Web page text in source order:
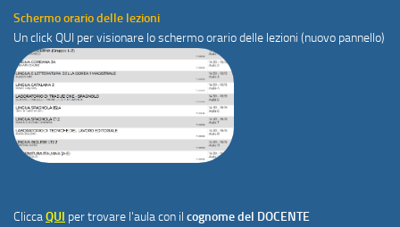
Schermo orario delle lezioni
Un click QUI per visionare lo schermo orario delle lezioni (nuovo pannello)
CliccaQUI per trovare l'aula con il cognome del DOCENTE